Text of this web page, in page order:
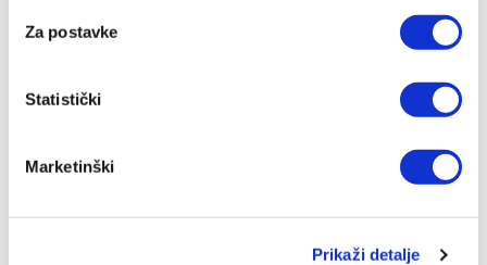
Za postavke
Statistički
Marketinški
Prikaži detalje
Brat Kerima Alajbegovića pozvan u reprezentaciju
05/08/2026